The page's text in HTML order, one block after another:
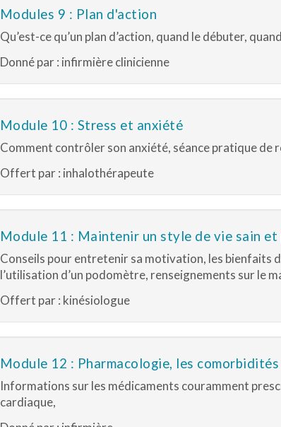
Modules 9 : Plan d'action
Qu’est-ce qu’un plan d’action, quand le débuter,
Donné par : infirmière clinicienne
Module 10 : Stress et anxiété
Comment contrôler son anxiété, séance pratique
Offert par : inhalothérapeute
Module 11 : Maintenir un style de vie sain
Conseils pour entretenir sa motivation, les bienfaits
l’utilisation d’un podomètre, renseignements sur le
Offert par : kinésiologue
Module 12 : Pharmacologie, les comorbidités
Informations sur les médicaments couramment
cardiaque,